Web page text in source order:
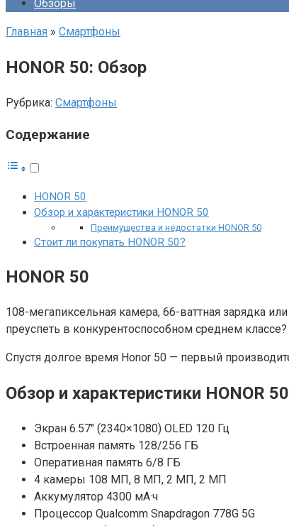
Обзоры
Главная » Смартфоны
HONOR 50: Обзор
Рубрика: Смартфоны
Содержание
HONOR 50
Обзор и характеристики HONOR 50
Преимущества и недостатки HONOR 50
Стоит ли покупать HONOR 50?
HONOR 50
108-мегапиксельная камера, 66-ваттная зарядка
преуспеть в конкурентоспособном среднем классе?
Спустя долгое время Honor 50 — первый
Обзор и характеристики HONOR 50
Экран 6.57″ (2340×1080) OLED 120 Гц
Встроенная память 128/256 ГБ
Оперативная память 6/8 ГБ
4 камеры 108 МП, 8 МП, 2 МП, 2 МП
Аккумулятор 4300 мА·ч
Процессор Qualcomm Snapdragon 778G 5G